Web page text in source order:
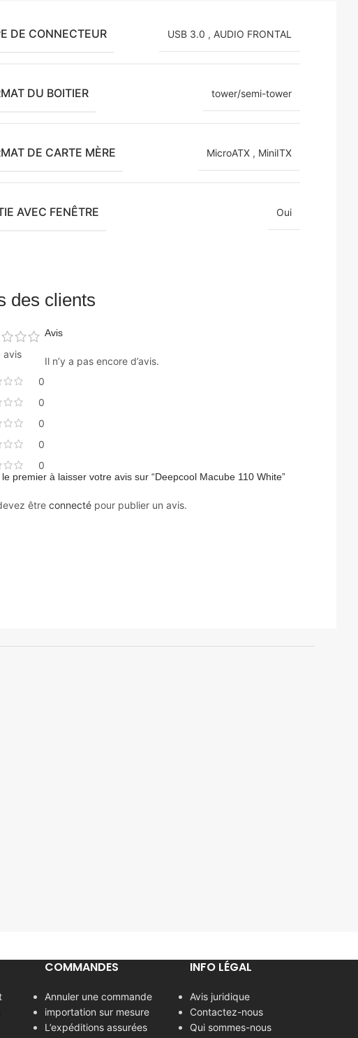
DE CONNECTEUR USB 3.0 , AUDIO FRONTAL
DU BOITIER tower/semi-tower
DE CARTE MÈRE MicroATX , MiniITX
AVEC FENÊTRE Oui
des clients
avis
0
0
0
0
0
Avis
Il n’y a pas encore d’avis.
premier à laisser votre avis sur “Deepcool Macube 110 White”
être connectépour publier un avis.
COMMANDES
Annuler une commande
importation sur mesure
L’expéditions assurées
INFO LÉGAL
Avis juridique
Contactez-nous
Qui sommes-nous